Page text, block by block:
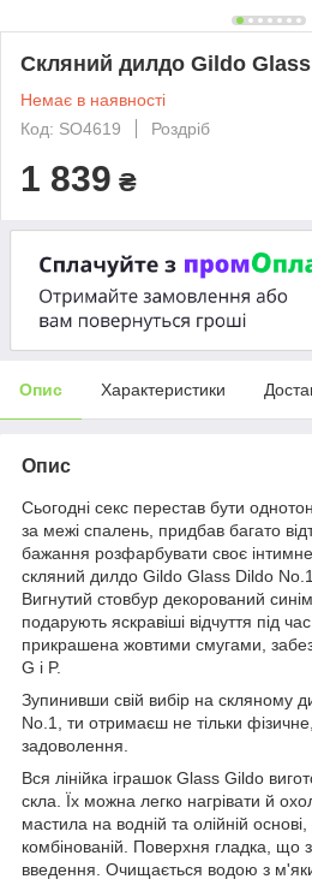
Скляний дилдо Gildo
Немає в наявності
Код: SO4619
Роздріб
1 839 ₴
Опис Характеристики
Опис
Сьогодні секс перестав бути
за межі спалень, придбав багато
бажання розфарбувати своє
скляний дилдо Gildo Glass Dildo No.1
Вигнутий стовбур декорований
подарують яскравіші відчуття під
прикрашена жовтими смугами,
G і P.
Зупинивши свій вибір на скляному
No.1, ти отримаєш не тільки
задоволення.
Вся лінійка іграшок Glass Gildo
скла. Їх можна легко нагрівати й
мастила на водній та олійній основі,
комбінованій. Поверхня гладка, що
введення. Очищається водою з